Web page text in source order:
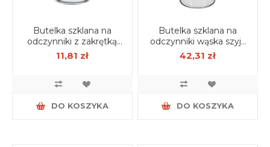
Butelka szklana na
odczynniki z zakrętką
GL45 100 ml
11,81 zł
DO KOSZYKA
Butelka szklana na
odczynniki wąska szyja
z korkiem 500 ml
42,31 zł
DO KOSZYKA